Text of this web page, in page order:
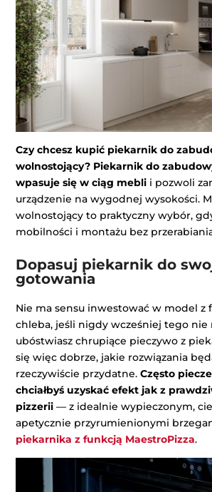
Czy chcesz kupić piekarnik do
wolnostojący? Piekarnik do
wpasuje się w ciąg mebli i pozwoli
urządzenie na wygodnej wysokości.
wolnostojący to praktyczny wybór,
mobilności i montażu bez
Dopasuj piekarnik do
gotowania
Nie ma sensu inwestować w model z
chleba, jeśli nigdy wcześniej tego nie
ubóstwiasz chrupiące pieczywo z
się więc dobrze, jakie rozwiązania
rzeczywiście przydatne.Często
chciałbyś uzyskać efekt jak z
pizzerii — z idealnie wypieczonym,
apetycznie przyrumienionymi
piekarnika z funkcją MaestroPizza.